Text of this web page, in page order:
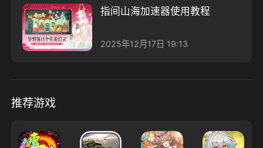
指间山海加速器使用教程
2025年12月17日 19:13
推荐游戏